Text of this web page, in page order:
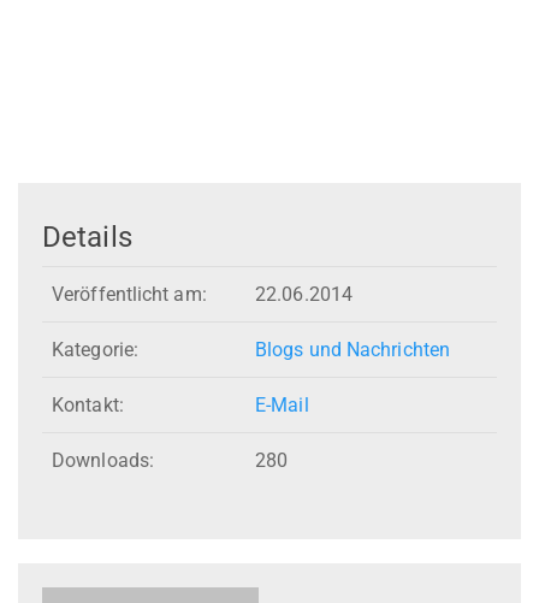
Details
Veröffentlicht am: 22.06.2014
Kategorie: Blogs und Nachrichten
Kontakt: E-Mail
Downloads: 280